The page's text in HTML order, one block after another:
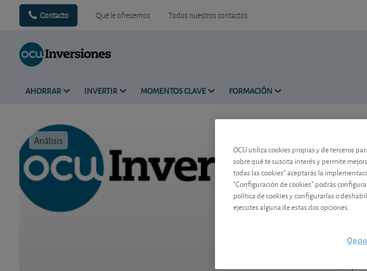
Contacto Qué le ofrecemos Todos nuestros contactos
AHORRAR INVERTIR MOMENTOS CLAVE FORMACIÓN
Análisis
El
OCU utiliza cookies propias y de terceros
sobre qué te suscita interés y permite
todas las cookies" aceptarás la
"Configuración de cookies" podrás
política de cookies y configurarlas o
ejecutes alguna de estas dos opciones.